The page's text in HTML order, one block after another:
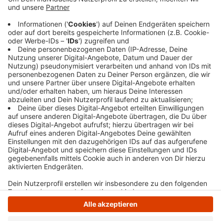
Region: Wo neu gebaut wird muss auch abgerissen
Hengsteybrücke der A1. Seit heute (18.12.) 16.00 Uhr
bis Dienstag 13.00 Uhr wird dazu die Auffahrt Hagen-
Nord in Richtung Köln gesperrt. Außerdem steht
zwischen Hagen-Nord und Hagen-West nur eine
Fahrspur zur Verfügung. Umleitungen sind eingerichtet.
Anzeige
Anzeige